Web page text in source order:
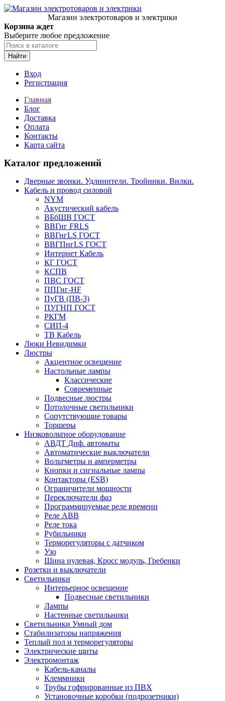
Магазин электротоваров и электрики
Корзина ждет
Выберите любое предложение
Найти
Вход
Регистрация
Главная
Блог
Доставка
Оплата
Контакты
Карта сайта
Каталог предложений
Дверные звонки. Удлинители. Тройники. Вилки.
Кабель и провод силовой
NYM
Акустический кабель
ВБбШВ ГОСТ
ВВГнг FRLS
ВВГнгLS ГОСТ
ВВГПнгLS ГОСТ
Интернет Кабель
КГ ГОСТ
КСПВ
ПВС ГОСТ
ППГнг-HF
ПуГВ (ПВ-3)
ПУГНП ГОСТ
РКГМ
СИП-4
ТВ Кабель
Люки Невидимки
Люстры
Акцентное освещение
Настольные лампы
Классические
Современные
Подвесные люстры
Потолочные светильники
Сопутствующие товары
Торшеры
Низковольтное оборудование
АВДT Диф. автоматы
Автоматические выключатели
Вольтметры и амперметры
Кнопки и сигнальные лампы
Контакторы (ESB)
Ограничители мощности
Переключатели фаз
Программируемые реле времени
Реле ABB
Реле тока
Рубильники
Терморегуляторы с датчиком
Узо
Шина нулевая, Кросс модуль, Гребенки
Розетки и выключатели
Светильники
Интерьерное освещение
Подвесные светильники
Лампы
Настенные светильники
Светильники Умный дом
Стабилизаторы напряжения
Теплый пол и терморегуляторы
Электрические щиты
Электромонтаж
Кабель-каналы
Клеммники
Трубы гофрированные из ПВХ
Установочные коробки (подрозетники)